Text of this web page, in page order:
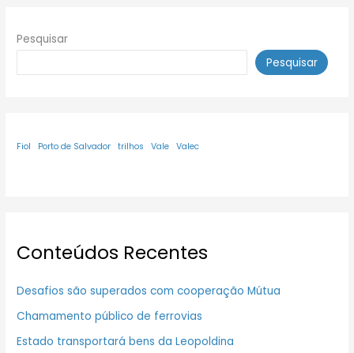
Pesquisar
Pesquisar
Fiol Porto de Salvador trilhos Vale Valec
Conteúdos Recentes
Desafios são superados com cooperação Mútua
Chamamento público de ferrovias
Estado transportará bens da Leopoldina